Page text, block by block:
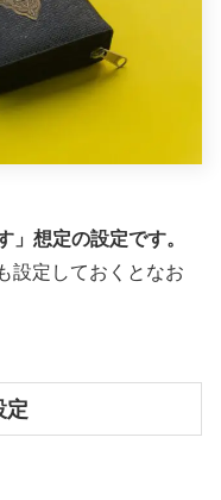
」想定の設定です。
設定しておくとなお
定